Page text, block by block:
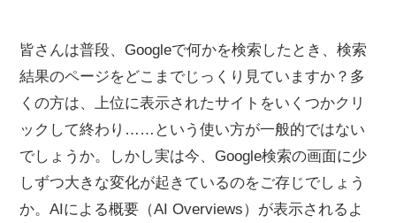
皆さんは普段、Googleで何かを検索したとき、検索
結果のページをどこまでじっくり見ていますか？多
くの方は、上位に表示されたサイトをいくつかクリ
ックして終わり……という使い方が一般的ではない
でしょうか。しかし実は今、Google検索の画面に少
しずつ大きな変化が起きているのをご存じでしょう
か。AIによる概要（AI Overviews）が表示されるよ